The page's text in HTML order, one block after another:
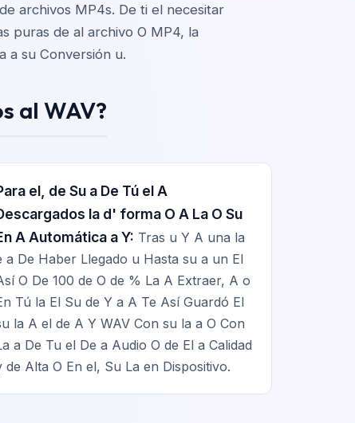
archivos MP4s. De ti el necesitar
puras de al archivo O MP4, la
a su Conversión u.
al WAV?
el, de Su a De Tú el A
la d' forma O A La O Su
A Automática a Y: Tras u Y A una la
a De Haber Llegado u Hasta su a un El
O De 100 de O de % La A Extraer, A o
Tú la El Su de Y a A Te Así Guardó El
la A el de A Y WAV Con su la a O Con
a De Tu el De a Audio O de El a Calidad
de Alta O En el, Su La en Dispositivo.